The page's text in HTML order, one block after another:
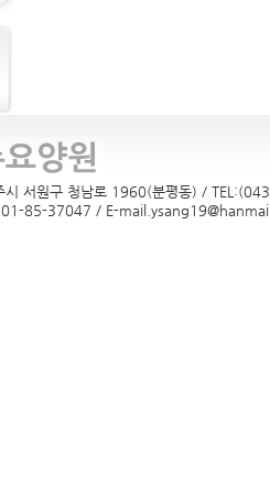
시 서원구 청남로 1960(분평동) /
85-37047 / E-